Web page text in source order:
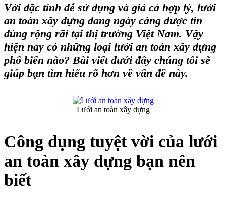
Với đặc tính dễ sử dụng và giá cả hợp lý, lưới
an toàn xây dựng đang ngày càng được tin
dùng rộng rãi tại thị trường Việt Nam. Vậy
hiện nay có những loại lưới an toàn xây dựng
phổ biến nào? Bài viết dưới đây chúng tôi sẽ
giúp bạn tìm hiểu rõ hơn về vấn đề này.
Lưới an toàn xây dựng
Công dụng tuyệt vời của lưới
an toàn xây dựng bạn nên
biết